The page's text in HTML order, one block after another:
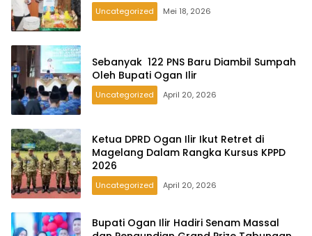
Uncategorized Mei 18, 2026
Sebanyak 122 PNS Baru Diambil Sumpah
Oleh Bupati Ogan Ilir
Uncategorized April 20, 2026
Ketua DPRD Ogan Ilir Ikut Retret di
Magelang Dalam Rangka Kursus KPPD
2026
Uncategorized April 20, 2026
Bupati Ogan Ilir Hadiri Senam Massal